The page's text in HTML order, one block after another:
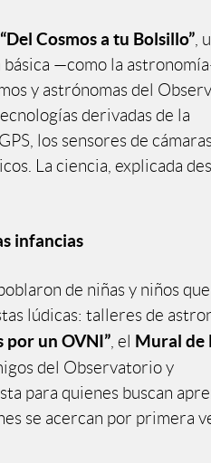
“Del Cosmos a tu Bolsillo” ,
—como la
y astrónomas del
derivadas de la
los sensores de cámaras,
La ciencia, explicada
infancias
de niñas y niños que
lúdicas: talleres de
por un OVNI”, el Mural de
del Observatorio y
para quienes buscan
se acercan por primera